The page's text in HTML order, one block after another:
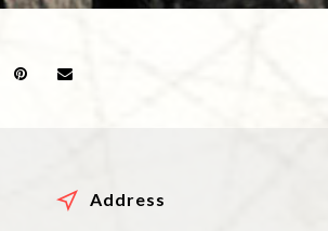
Address